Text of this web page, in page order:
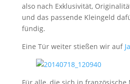
also nach Exklusivität,
und das passende Kleingeld
fündig.
Eine Tür weiter stießen wir auf